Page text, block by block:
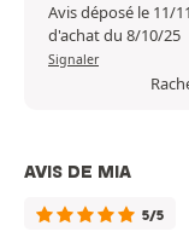
Avis déposé le 11/
d'achat du 8/10/25
Signaler
AVIS DE MIA
5/5